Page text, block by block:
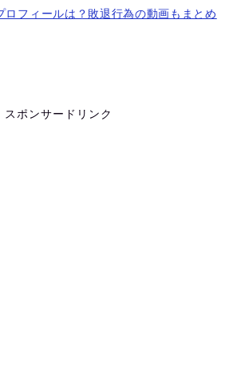
ロフィールは？敗退行為の動画もまとめ
スポンサードリンク